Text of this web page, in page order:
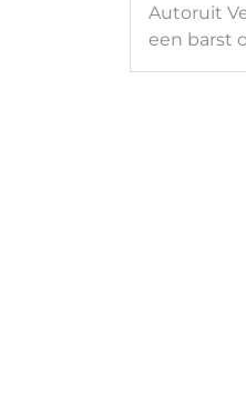
Autoruit
een barst